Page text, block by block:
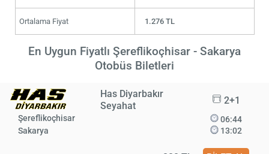
Ortalama Fiyat 1.276 TL
En Uygun Fiyatlı Şereflikoçhisar - Sakarya
Otobüs Biletleri
Has Diyarbakır
Seyahat
2+1
Şereflikoçhisar
Sakarya
06:44
13:02